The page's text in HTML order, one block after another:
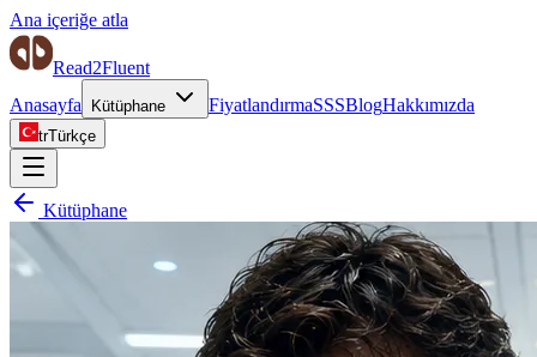
Ana içeriğe atla
Read2Fluent
Anasayfa
Kütüphane FiyatlandırmaSSSBlogHakkımızda
trTürkçe
Kütüphane